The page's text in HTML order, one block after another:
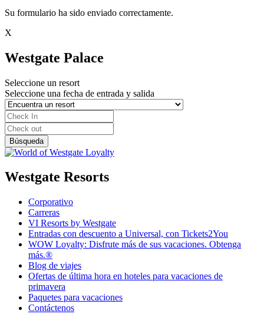
Su formulario ha sido enviado correctamente.
X
Westgate Palace
Seleccione un resort
Seleccione una fecha de entrada y salida
Westgate Resorts
Corporativo
Carreras
VI Resorts by Westgate
Entradas con descuento a Universal, con Tickets2You
WOW Loyalty: Disfrute más de sus vacaciones. Obtenga
más.®
Blog de viajes
Ofertas de última hora en hoteles para vacaciones de
primavera
Paquetes para vacaciones
Contáctenos